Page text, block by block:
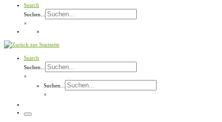
Search
Suchen...
×
Search
Suchen...
×
Suchen...
×
Menü